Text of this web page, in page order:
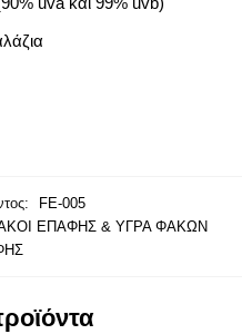
FE-005
ΕΠΑΦΗΣ & ΥΓΡΑ ΦΑΚΩΝ